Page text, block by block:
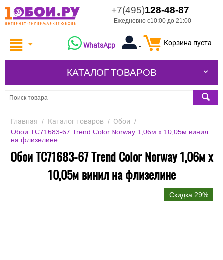
+7(495)128-48-87
Ежедневно с10:00 до 21:00
Корзина пуста
WhatsApp
КАТАЛОГ ТОВАРОВ
Главная / Каталог товаров / Обои /
Обои TC71683-67 Trend Color Norway 1,06м х 10,05м винил
на флизелине
Обои TC71683-67 Trend Color Norway 1,06м х
10,05м винил на флизелине
Скидка 29%